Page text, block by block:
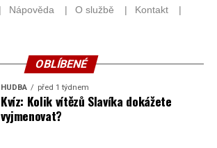
OBLÍBENÉ
HUDBA před 1 týdnem
Kvíz: Kolik vítězů Slavíka dokážete
vyjmenovat?